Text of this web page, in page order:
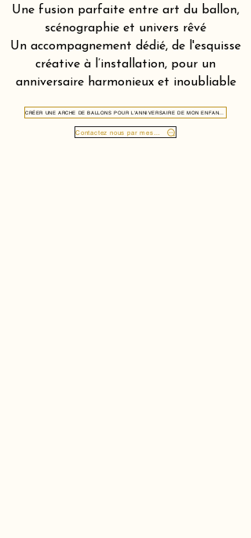
Une fusion parfaite entre art du ballon,
scénographie et univers rêvé
Un accompagnement dédié, de l'esquisse
créative à l’installation, pour un
anniversaire harmonieux et inoubliable